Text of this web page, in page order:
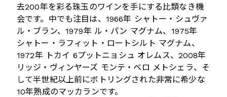
去200年を彩る珠玉のワインを手にする比類なき機
会です。中でも注目は、1966年 シャトー・シュヴァ
ル・ブラン、1979年 ル・パン マグナム、1975年
シャトー・ラフィット・ロートシルト マグナム、
1972年 トカイ 6プットニョシュ オレムス、2008年
リッジ・ヴィンヤーズ モンテ・ベロ メトシェラ、そ
して半世紀以上前にボトリングされた非常に希少な
10年熟成のマッカランです。